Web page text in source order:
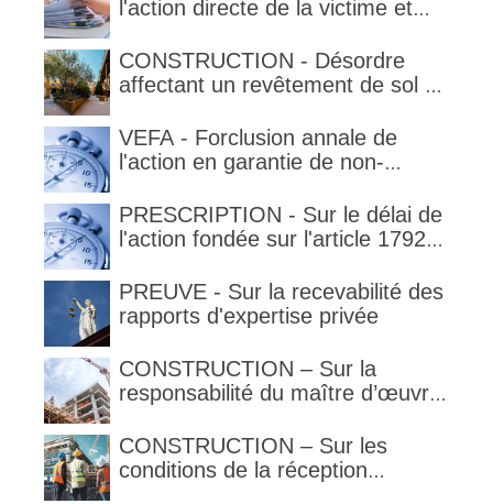
l'action directe de la victime et
délimitant l'étendue temporelle de
la garantie en condition de la
CONSTRUCTION - Désordre
affectant un revêtement de sol et
VEFA - Forclusion annale de
l'action en garantie de non-
PRESCRIPTION - Sur le délai de
l'action fondée sur l'article 1792-
PREUVE - Sur la recevabilité des
rapports d'expertise privée
CONSTRUCTION – Sur la
responsabilité du maître d’œuvre
l’architecte supporte une
obligation de contrôle étendu
CONSTRUCTION – Sur les
conditions de la réception